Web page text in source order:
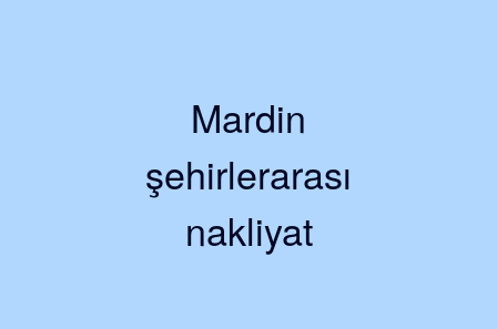
Mardin
şehirlerarası
nakliyat